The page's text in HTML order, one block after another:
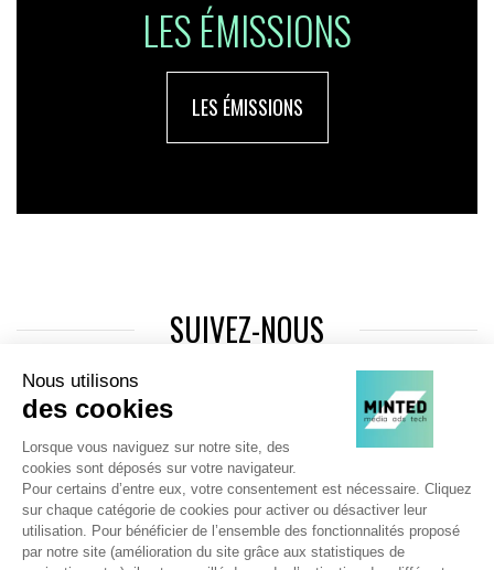
LES ÉMISSIONS
LES ÉMISSIONS
SUIVEZ-NOUS